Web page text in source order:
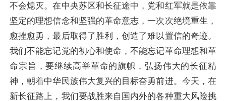
不会熄灭。在中央苏区和长征途中，党和红军就是依靠
坚定的理想信念和坚强的革命意志，一次次绝境重生，
愈挫愈勇，最后取得了胜利，创造了难以置信的奇迹。
我们不能忘记党的初心和使命，不能忘记革命理想和革
命宗旨，要继续高举革命的旗帜，弘扬伟大的长征精
神，朝着中华民族伟大复兴的目标奋勇前进。今天，在
新长征路上，我们要战胜来自国内外的各种重大风险挑